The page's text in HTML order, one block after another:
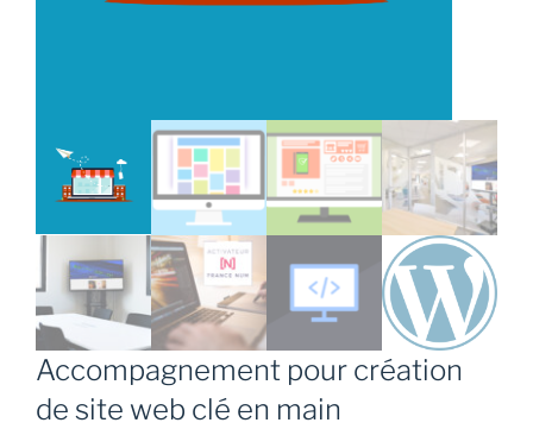
Accompagnement pour création
de site web clé en main